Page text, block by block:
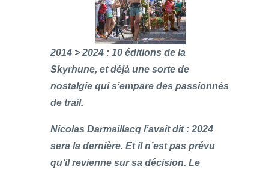
2014 > 2024 : 10 éditions de la
Skyrhune, et déjà une sorte de
nostalgie qui s’empare des passionnés
de trail.
Nicolas Darmaillacq l’avait dit : 2024
sera la dernière. Et il n’est pas prévu
qu’il revienne sur sa décision. Le